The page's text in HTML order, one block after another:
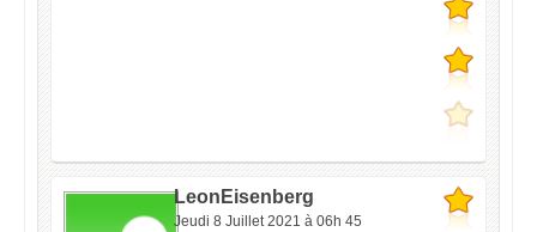
LeonEisenberg
Jeudi 8 Juillet 2021 à 06h 45